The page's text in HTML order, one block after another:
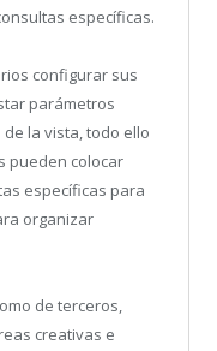
específicas.
configurar sus
parámetros
la vista, todo ello
pueden colocar
específicas para
organizar
de terceros,
creativas e